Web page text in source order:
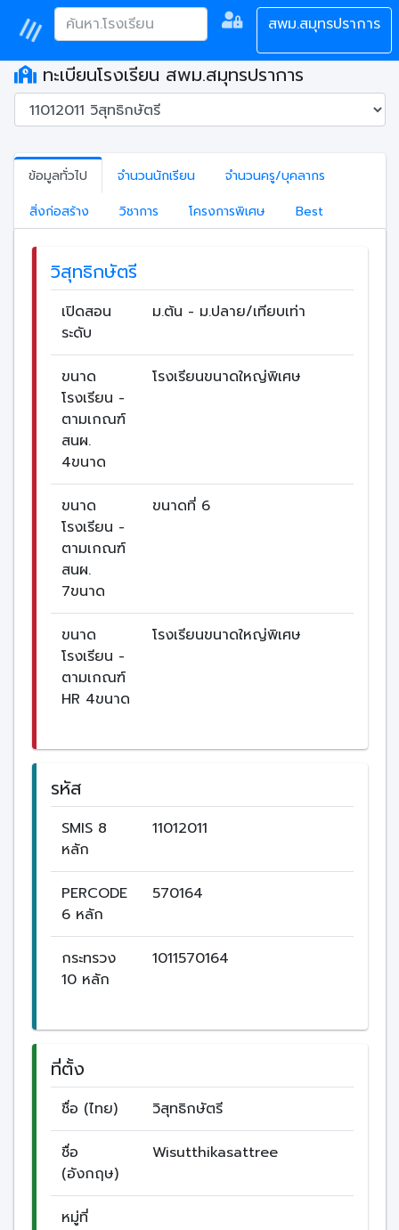
สพม.สมุทรปราการ
ทะเบียนโรงเรียน สพม.สมุทรปราการ
ข้อมูลทั่วไป จำนวนนักเรียน
จำนวนครู/บุคลากร
สิ่งก่อสร้าง
วิชาการ โครงการพิเศษ Best
วิสุทธิกษัตรี
เปิดสอน
ระดับ
ม.ต้น - ม.ปลาย/เทียบเท่า
ขนาด
โรงเรียน -
ตามเกณฑ์
สนผ.
4ขนาด
โรงเรียนขนาดใหญ่พิเศษ
ขนาด
โรงเรียน -
ตามเกณฑ์
สนผ.
7ขนาด
ขนาดที่ 6
ขนาด
โรงเรียน -
ตามเกณฑ์
HR 4ขนาด
โรงเรียนขนาดใหญ่พิเศษ
รหัส
SMIS 8
หลัก
11012011
PERCODE
6 หลัก
570164
กระทรวง
10 หลัก
1011570164
ที่ตั้ง
ชื่อ (ไทย) วิสุทธิกษัตรี
ชื่อ
(อังกฤษ)
Wisutthikasattree
หมู่ที่